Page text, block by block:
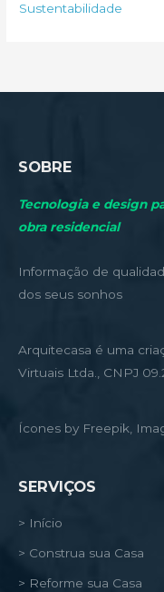
rSustentabilidade
SOBRE
Tecnologia e design
obra residencial
Informação de
dos seus sonhos
Arquitecasa é uma
Virtuais Ltda., CNPJ
Ícones by Freepik,
SERVIÇOS
> Início
> Construa sua Casa
> Reforme sua Casa